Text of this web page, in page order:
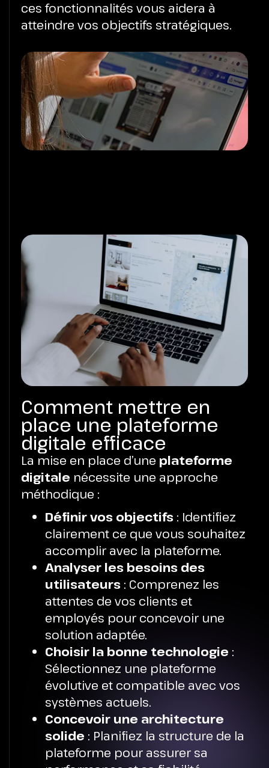
ces fonctionnalités vous aidera à
atteindre vos objectifs stratégiques.
Comment mettre en
place une plateforme
digitale efficace
La mise en place d’une plateforme
digitale nécessite une approche
méthodique :
Définir vos objectifs : Identifiez
clairement ce que vous souhaitez
accomplir avec la plateforme.
Analyser les besoins des
utilisateurs : Comprenez les
attentes de vos clients et
employés pour concevoir une
solution adaptée.
Choisir la bonne technologie :
Sélectionnez une plateforme
évolutive et compatible avec vos
systèmes actuels.
Concevoir une architecture
solide : Planifiez la structure de la
plateforme pour assurer sa